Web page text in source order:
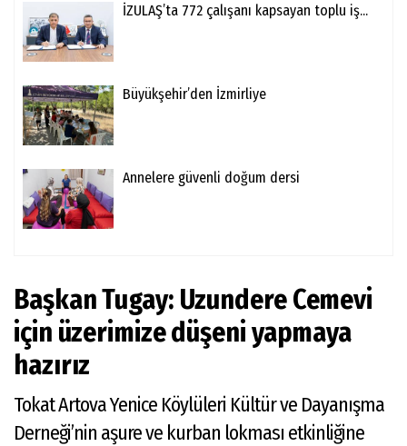
İZULAŞ’ta 772 çalışanı kapsayan toplu iş...
Büyükşehir’den İzmirliye
Annelere güvenli doğum dersi
Başkan Tugay: Uzundere Cemevi
için üzerimize düşeni yapmaya
hazırız
Tokat Artova Yenice Köylüleri Kültür ve Dayanışma
Derneği’nin aşure ve kurban lokması etkinliğine